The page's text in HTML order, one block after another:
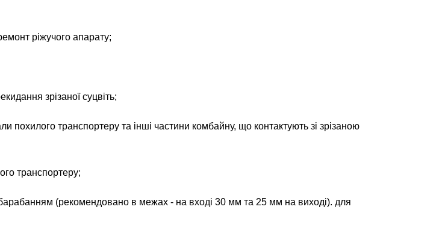
ріжучого апарату;
зрізаної суцвіть;
похилого транспортеру та інші частини комбайну, що контактують зі зрізаною
транспортеру;
(рекомендовано в межах - на вході 30 мм та 25 мм на виході). для